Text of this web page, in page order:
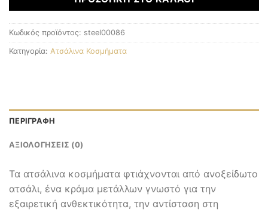
Κωδικός προϊόντος: steel00086
Κατηγορία: Ατσάλινα Κοσμήματα
ΠΕΡΙΓΡΑΦΉ
ΑΞΙΟΛΟΓΉΣΕΙΣ (0)
Τα ατσάλινα κοσμήματα φτιάχνονται από ανοξείδωτο
ατσάλι, ένα κράμα μετάλλων γνωστό για την
εξαιρετική ανθεκτικότητα, την αντίσταση στη